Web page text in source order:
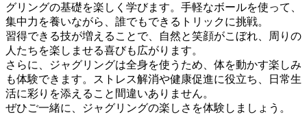
グリングの基礎を楽しく学びます。手軽なボールを使って、
集中力を養いながら、誰でもできるトリックに挑戦。
習得できる技が増えることで、自然と笑顔がこぼれ、周りの
人たちを楽しませる喜びも広がります。
さらに、ジャグリングは全身を使うため、体を動かす楽しみ
も体験できます。ストレス解消や健康促進に役立ち、日常生
活に彩りを添えること間違いありません。
ぜひご一緒に、ジャグリングの楽しさを体験しましょう。